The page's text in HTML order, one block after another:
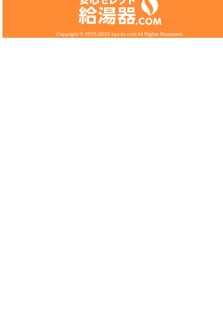
Copyright © 2015-2020 kyu-to.com All Rights Reserved.